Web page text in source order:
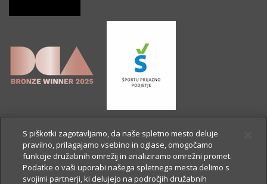
S piškotki zagotavljamo, da naše spletno mesto deluje
pravilno, prilagajamo vsebino in oglase, omogočamo
funkcije družabnih omrežij in analiziramo omrežni promet.
Podatke o vaši uporabi našega spletnega mesta delimo s
svojimi partnerji, ki delujejo na področjih družabnih